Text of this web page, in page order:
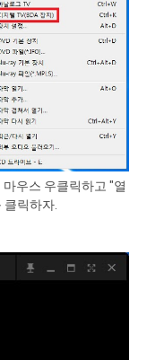
우스 우클릭하고 "열
릭하자.